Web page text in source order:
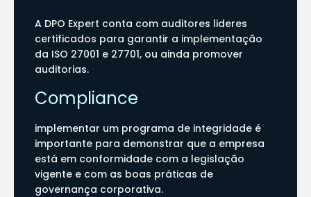
A DPO Expert conta com auditores lideres
certificados para garantir a implementação
da ISO 27001 e 27701, ou ainda promover
auditorias.
Compliance
implementar um programa de integridade é
importante para demonstrar que a empresa
está em conformidade com a legislação
vigente e com as boas práticas de
governança corporativa.